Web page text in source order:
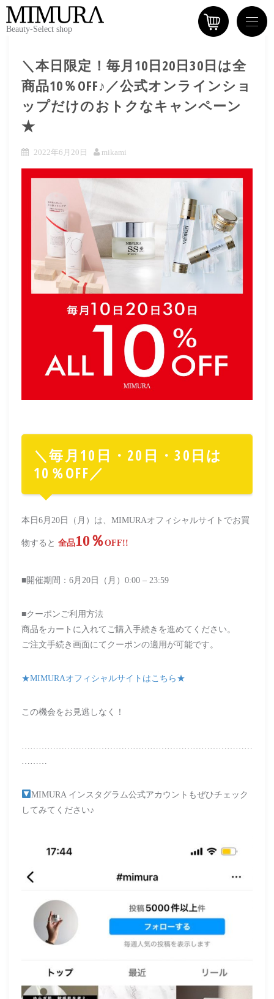
Beauty-Select shop
＼本日限定！毎月10日20日30日は全
商品10％OFF♪／公式オンラインショ
ップだけのおトクなキャンペーン
★
2022年6月20日 mikami
＼毎月10日・20日・30日は
10％OFF／
本日6月20日（月）は、MIMURAオフィシャルサイトでお買
物すると 全品10％OFF!!
■開催期間：6月20日（月）0:00 – 23:59
■クーポンご利用方法
商品をカートに入れてご購入手続きを進めてください。
ご注文手続き画面にてクーポンの適用が可能です。
★MIMURAオフィシャルサイトはこちら★
この機会をお見逃しなく！
………………………………………………………………………
………
MIMURA インスタグラム公式アカウントもぜひチェック
してみてください♪